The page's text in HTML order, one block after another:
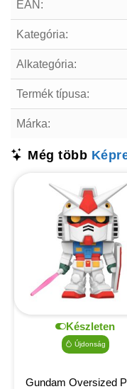
EAN:
Kategória:
Alkategória:
Termék típusa:
Márka:
Még több
Készleten
Újdonság
Gundam Oversized